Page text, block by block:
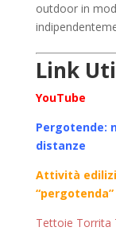
outdoor in
Link
YouTube
Pergotende:
distanze
Attività
“pergotenda”
Tettoie Torrita